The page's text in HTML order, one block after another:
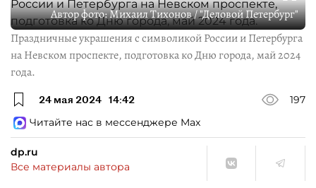
Автор фото:Михаил Тихонов / "Деловой Петербург"
Праздничные украшения с символикой России и Петербурга
на Невском проспекте, подготовка ко Дню города, май 2024
года.
24 мая 2024 14:42
197
Читайте нас в мессенджере Max
dp.ru
Все материалы автора